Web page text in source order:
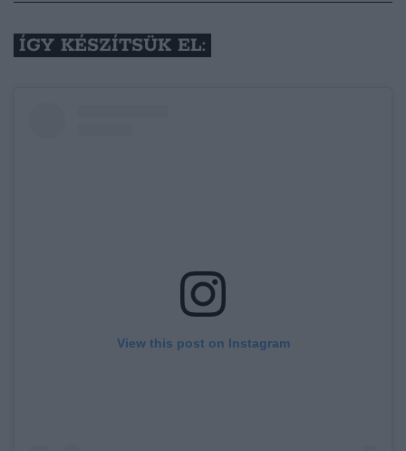
ÍGY KÉSZÍTSÜK EL:
View this post on Instagram